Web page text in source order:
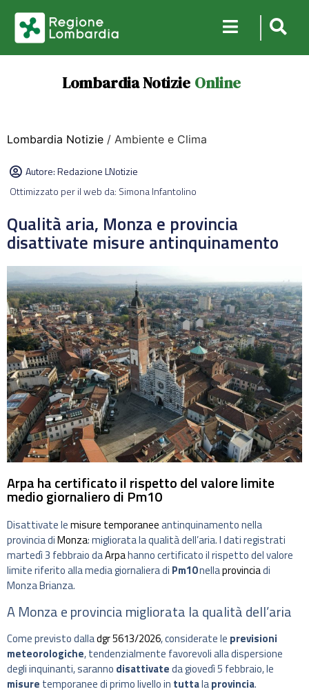
Lombardia Notizie Online
Lombardia Notizie / Ambiente e Clima
Autore:Redazione LNotizie
Ottimizzato per il web da: Simona Infantolino
Qualità aria, Monza e provincia
disattivate misure antinquinamento
Arpa ha certificato il rispetto del valore limite
medio giornaliero di Pm10
Disattivate lemisure temporaneeantinquinamento nella
provincia diMonza: migliorata la qualità dell’aria. I dati registrati
martedì 3 febbraio daArpahanno certificato il rispetto del valore
limite riferito alla media giornaliera di Pm10nellaprovinciadi
Monza Brianza.
A Monza e provincia migliorata la qualità dell’aria
Come previsto dalladgr 5613/2026, considerate le previsioni
meteorologiche, tendenzialmente favorevoli alla dispersione
degli inquinanti, saranno disattivateda giovedì 5 febbraio, le
misure temporanee di primo livello in tuttalaprovincia.